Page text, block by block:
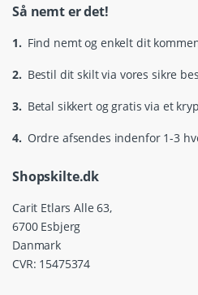
Så nemt er det!
1. Find nemt og enkelt dit
2. Bestil dit skilt via vores sikre
3. Betal sikkert og gratis via et
4. Ordre afsendes indenfor 1-3
Shopskilte.dk
Carit Etlars Alle 63,
6700 Esbjerg
Danmark
CVR: 15475374